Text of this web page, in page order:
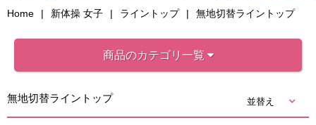
Home 新体操 女子 ライントップ 無地切替ライントップ
商品のカテゴリ一覧
無地切替ライントップ 並替え